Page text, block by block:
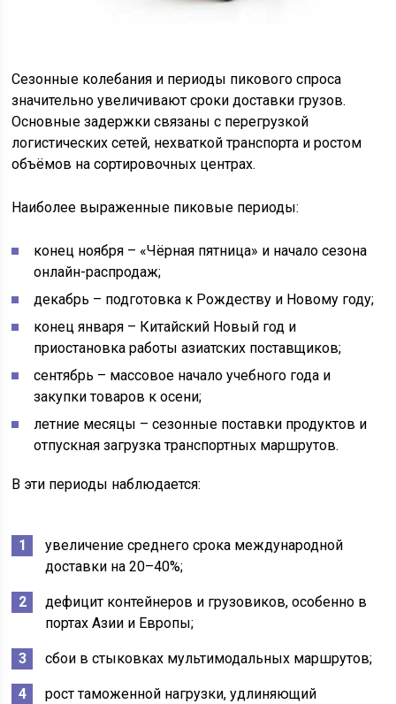
Сезонные колебания и периоды пикового спроса
значительно увеличивают сроки доставки грузов.
Основные задержки связаны с перегрузкой
логистических сетей, нехваткой транспорта и ростом
объёмов на сортировочных центрах.
Наиболее выраженные пиковые периоды:
конец ноября – «Чёрная пятница» и начало сезона
онлайн-распродаж;
декабрь – подготовка к Рождеству и Новому году;
конец января – Китайский Новый год и
приостановка работы азиатских поставщиков;
сентябрь – массовое начало учебного года и
закупки товаров к осени;
летние месяцы – сезонные поставки продуктов и
отпускная загрузка транспортных маршрутов.
В эти периоды наблюдается:
увеличение среднего срока международной
доставки на 20–40%;
дефицит контейнеров и грузовиков, особенно в
портах Азии и Европы;
сбои в стыковках мультимодальных маршрутов;
рост таможенной нагрузки, удлиняющий